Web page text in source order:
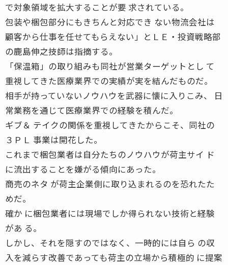
で対象領域を拡大することが要 求されている。
包装や梱包部分にもきちんと対応でき ない物流会社は
顧客から仕事を任せてもらえない」とＬＥ・投資戦略部
の鹿島伸之技師は指摘する。
「保温箱」の取り組みも同社が営業ターゲットとし て
重視してきた医療業界での実績が実を結んだものだ。
相手が持っていないノウハウを武器に懐に入りこみ、 日
常業務を通じて医療業界での経験を積んだ。
ギブ＆ テイクの関係を重視してきたからこそ、同社の
３ＰＬ 事業は開花した。
これまで梱包業者は自分たちのノウハウが荷主サイ ド
に流出することを嫌がる傾向にあった。
商売のネタ が荷主企業側に取り込まれるのを恐れたた
めだ。
確か に梱包業者には現場でしか得られない技術と経験
があ る。
しかし、それを隠すのではなく、一時的には自ら の収
入を減らす改善であっても荷主の立場から積極的 に提案